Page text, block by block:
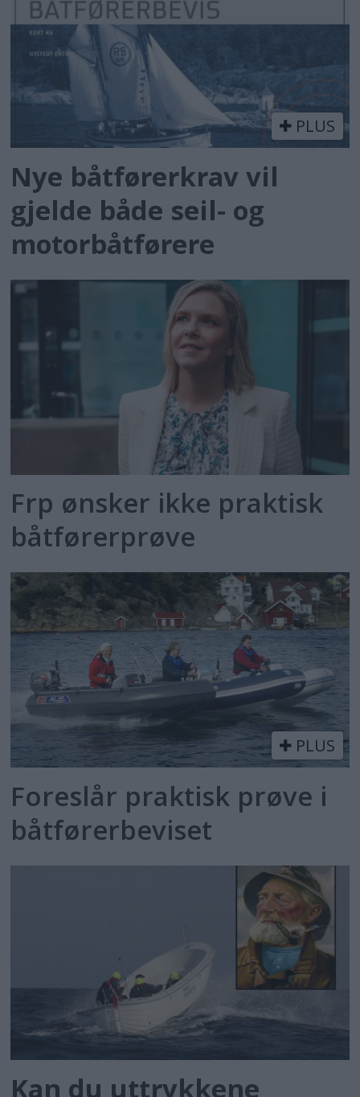
PLUS
Nye båtførerkrav vil
gjelde både seil- og
motorbåtførere
Frp ønsker ikke praktisk
båtførerprøve
PLUS
Foreslår praktisk prøve i
båtførerbeviset
Kan du uttrykkene